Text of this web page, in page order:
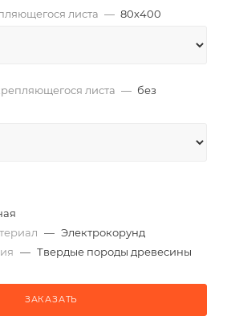
листа — 80х400
листа — без
— Электрокорунд
— Твердые породы древесины
ЗАКАЗАТЬ